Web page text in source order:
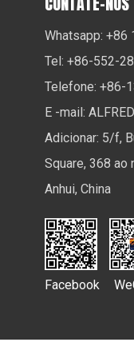
Whatsapp: +86
Tel: +86-552-
Telefone: +86-
E -mail:
Adicionar: 5/f,
Square, 368 ao
Anhui, China
Facebook